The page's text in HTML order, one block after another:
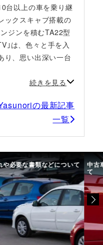
台以上の車を乗り継
ックスキャブ搭載の
ジンを積むTA22型
｣は、色々と手を入
り、思い出深い一台
続きを見る
の最新記事
一覧
必要な書類などについて 中古
て